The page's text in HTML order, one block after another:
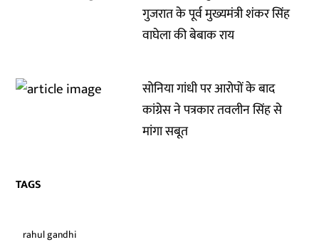
गुजरात के पूर्व मुख्यमंत्री शंकर सिंह
वाघेला की बेबाक राय
सोनिया गांधी पर आरोपों के बाद
कांग्रेस ने पत्रकार तवलीन सिंह से
मांगा सबूत
TAGS
rahul gandhi